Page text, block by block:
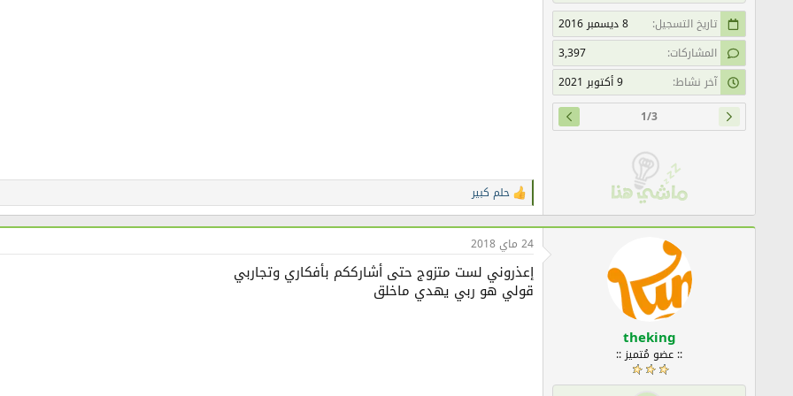
تاريخ التسجيل
8 ديسمبر 2016
المشاركات
3,397
آخر نشاط
9 أكتوبر 2021
1/3
ا
ل
ت
ف
ا
ع
ل
ا
حلم كبير
theking
:: عضو مُتميز ::
24 ماي 2018
إعذروني لست متزوج حتى أشارككم بأفكاري وتجاربي
قولي هو ربي يهدي ماخلق